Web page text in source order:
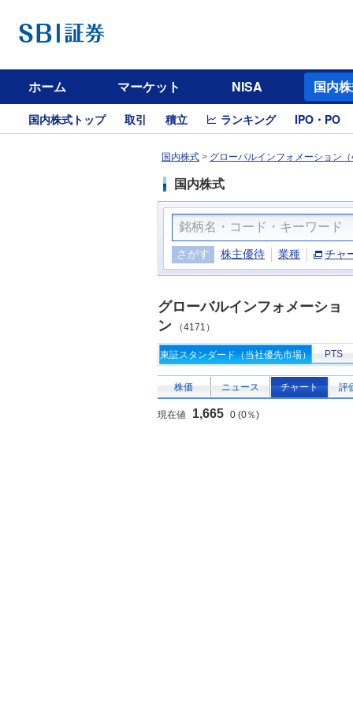
ホーム マーケット NISA 国内
国内株式トップ 取引 積立 ランキング IPO・PO
国内株式 > グローバルインフォメーション
国内株式
さがす 株主優待 業種 チャ
グローバルインフォメーショ
ン （4171）
東証スタンダード（当社優先市場） PTS
株価 ニュース チャート 評
現在値 1,665 0 (0％)